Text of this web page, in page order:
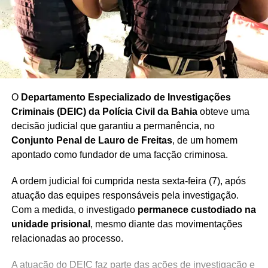
FALSA COMUNICAÇÃO DE CRIME
FAMÍLIA RECEBE MENSAGENS
INVESTIGAÇÃO POLICIAL
ITAIÓPOLIS
JOVEM DESAPARECIDA
MENINA SIMULA SEQUESTRO
NOTÍCIA POLICIAL
NOTÍCIAS DE ITAIÓPOLIS
OCORRÊNCIA POLICIAL
POLÍCIA CIVIL
POLÍCIA ESCLARECE CASO
SANTA CATARINA
SEGURANÇA PÚBLICA
SEQUESTRO FALSO
PRÓXIMO
Policial faz alerta sobre avanço das facções na
Bahia
NÃO PERCA
Nutricionista reage e impede estupro em SP
O Departamento Especializado de Investigações
Criminais (DEIC) da Polícia Civil da Bahiaobteve uma
decisão judicial que garantiu a permanência, no
Conjunto Penal de Lauro de Freitas, de um homem
apontado como fundador de uma facção criminosa.
A ordem judicial foi cumprida nesta sexta-feira (7), após
atuação das equipes responsáveis pela investigação.
Com a medida, o investigado permanece custodiado na
unidade prisional , mesmo diante das movimentações
relacionadas ao processo.
A atuação do DEIC faz parte das ações de investigação e